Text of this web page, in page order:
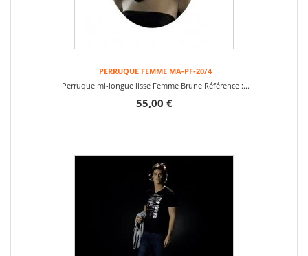
PERRUQUE FEMME MA-PF-20/4
Perruque mi-longue lisse Femme Brune Référence :...
55,00 €